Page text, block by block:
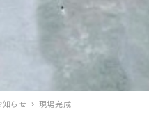
知らせ 現場完成